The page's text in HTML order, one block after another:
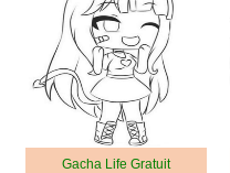
Gacha Life Gratuit